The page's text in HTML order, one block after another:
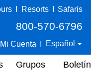
Resorts Safaris
800-570-6796
Mi Cuenta Español
Grupos Boletín